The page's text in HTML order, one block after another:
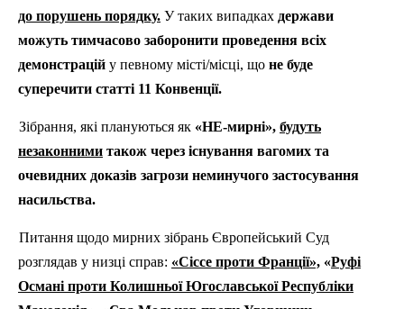
до порушень порядку. У таких випадках держави
можуть тимчасово заборонити проведення всіх
демонстрацій у певному місті/місці, що не буде
суперечити статті 11 Конвенції.
Зібрання, які плануються як «НЕ-мирні», будуть
незаконними також через існування вагомих та
очевидних доказів загрози неминучого застосування
насильства.
Питання щодо мирних зібрань Європейський Суд
розглядав у низці справ: «Сіссе проти Франції», «Руфі
Османі проти Колишньої Югославської Республіки